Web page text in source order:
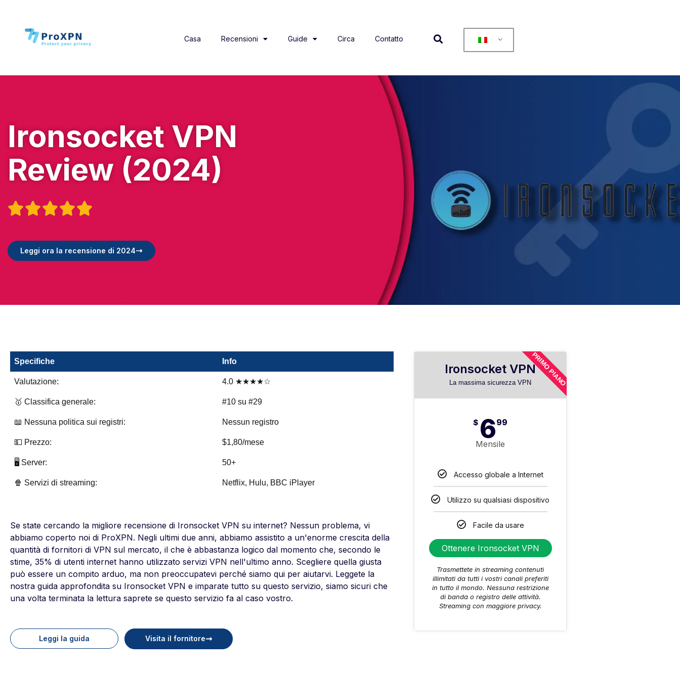
Casa Recensioni Guide Circa Contatto
Ironsocket VPN
Review (2024)

Leggi ora la recensione di 2024
Specifiche Info
Valutazione: 4.0 ★★★★☆
🥇 Classifica generale: #10 su #29
📖 Nessuna politica sui registri: Nessun registro
💵 Prezzo: $1,80/mese
🖥️ Server: 50+
🍿 Servizi di streaming: Netflix, Hulu, BBC iPlayer
Se state cercando la migliore recensione di Ironsocket VPN su internet? Nessun problema, vi
abbiamo coperto noi di ProXPN. Negli ultimi due anni, abbiamo assistito a un'enorme crescita della
quantità di fornitori di VPN sul mercato, il che è abbastanza logico dal momento che, secondo le
stime, 35% di utenti internet hanno utilizzato servizi VPN nell'ultimo anno. Scegliere quella giusta
può essere un compito arduo, ma non preoccupatevi perché siamo qui per aiutarvi. Leggete la
nostra guida approfondita su Ironsocket VPN e imparate tutto su questo servizio, siamo sicuri che
una volta terminata la lettura saprete se questo servizio fa al caso vostro.
Leggi la guida Visita il fornitore
Ironsocket VPN
La massima sicurezza VPN
$ 699
Mensile
Accesso globale a Internet
Utilizzo su qualsiasi dispositivo
Facile da usare
Ottenere Ironsocket VPN
Trasmettete in streaming contenuti
illimitati da tutti i vostri canali preferiti
in tutto il mondo. Nessuna restrizione
di banda o registro delle attività.
Streaming con maggiore privacy.
PRIMO PIANO